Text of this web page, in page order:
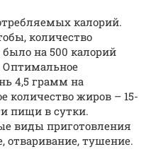
калорий.
количество
на 500 калорий
4,5 грамм на
количество жиров – 15-
пищи в сутки.
виды приготовления
отваривание, тушение.